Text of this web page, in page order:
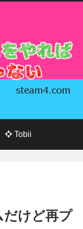
Tobii
だけど再プ